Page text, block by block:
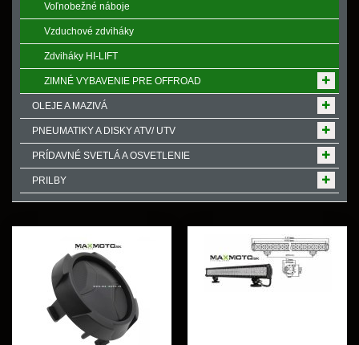
Voľnobežné náboje
Vzduchové zdviháky
Zdviháky HI-LIFT
ZIMNÉ VYBAVENIE PRE OFFROAD
OLEJE A MAZIVÁ
PNEUMATIKY A DISKY ATV/ UTV
PRÍDAVNÉ SVETLÁ A OSVETLENIE
PRILBY